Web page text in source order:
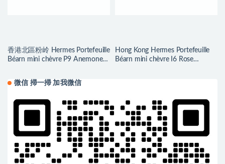
香港北區粉岭 Hermes Portefeuille
Béarn mini chèvre P9 Anemone
Hong Kong Hermes Portefeuille
Béarn mini chèvre I6 Rose
微信 掃一掃 加我微信